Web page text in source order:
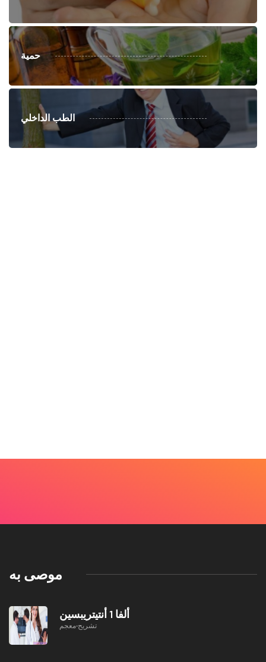
حمية
الطب الداخلي
موصى به
ألفا 1 أنتيتريبسين
تشريح-معجم